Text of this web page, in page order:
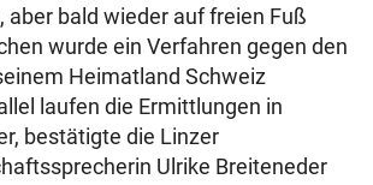
bald wieder auf freien Fuß
wurde ein Verfahren gegen den
Heimatland Schweiz
laufen die Ermittlungen in
bestätigte die Linzer
Ulrike Breiteneder